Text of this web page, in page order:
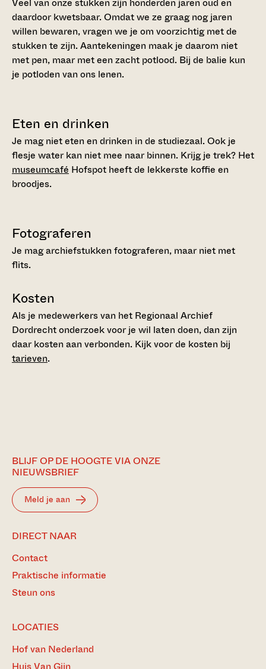
Veel van onze stukken zijn honderden jaren oud en
daardoor kwetsbaar. Omdat we ze graag nog jaren
willen bewaren, vragen we je om voorzichtig met de
stukken te zijn. Aantekeningen maak je daarom niet
met pen, maar met een zacht potlood. Bij de balie kun
je potloden van ons lenen.
Eten en drinken
Je mag niet eten en drinken in de studiezaal. Ook je
flesje water kan niet mee naar binnen. Krijg je trek? Het
museumcafé Hofspot heeft de lekkerste koffie en
broodjes.
Fotograferen
Je mag archiefstukken fotograferen, maar niet met
flits.
Kosten
Als je medewerkers van het Regionaal Archief
Dordrecht onderzoek voor je wil laten doen, dan zijn
daar kosten aan verbonden. Kijk voor de kosten bij
tarieven.
BLIJF OP DE HOOGTE VIA ONZE
NIEUWSBRIEF
Meld je aan
DIRECT NAAR
Contact
Praktische informatie
Steun ons
LOCATIES
Hof van Nederland